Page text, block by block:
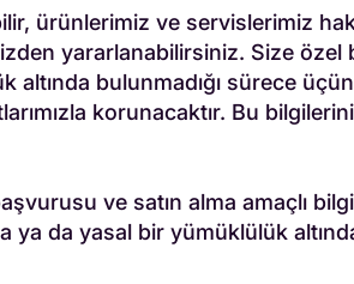
ürünlerimiz ve servislerimiz
yararlanabilirsiniz. Size
bulunmadığı sürece
korunacaktır. Bu
ve satın alma amaçlı bilgi
ya da yasal bir yümüklülük